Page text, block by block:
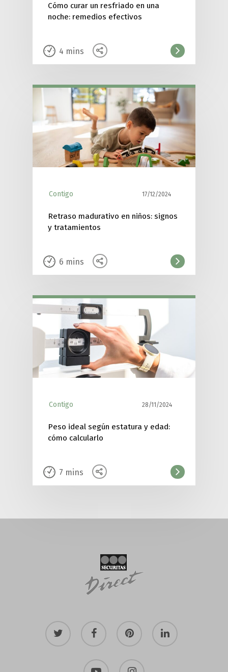
Cómo curar un resfriado en una
noche: remedios efectivos
4 mins
Contigo 17/12/2024
Retraso madurativo en niños: signos
y tratamientos
6 mins
Contigo 28/11/2024
Peso ideal según estatura y edad:
cómo calcularlo
7 mins
twitter facebook pinterest linkedin
youtube instagram